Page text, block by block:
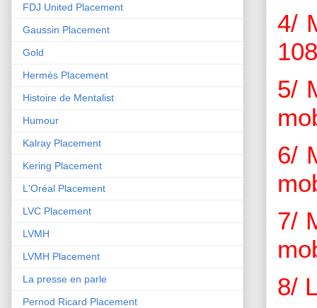
4/
5/
6/
7/
8/
FDJ United Placement
Gaussin Placement
Gold
Hermès Placement
Histoire de Mentalist
Humour
Kalray Placement
Kering Placement
L'Oréal Placement
LVC Placement
LVMH
LVMH Placement
La presse en parle
Pernod Ricard Placement